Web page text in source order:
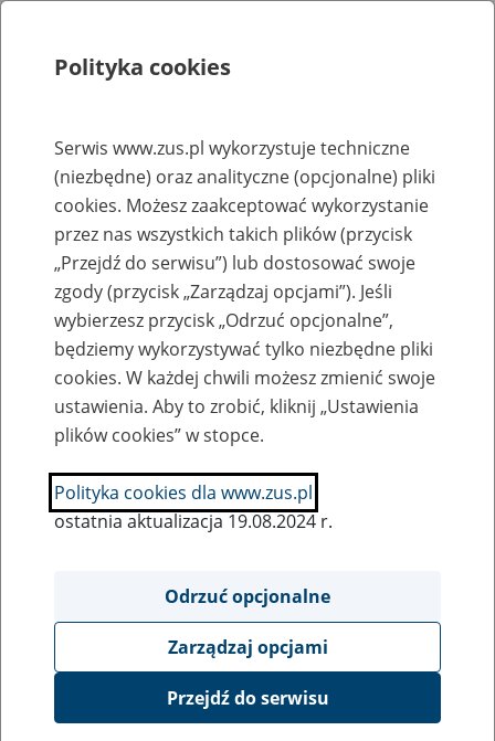
Rejestry, ewidencje i archiwa
Baza zlikwidowanych lub
przekształconych zakładów pracy
Nazwa zakładu pracy:
SZUKAJ
Ukryj wszystkie pozycje bazy
Zakład Przemysłu Drzewne w Kuźni
Polityka cookies
Serwis www.zus.pl wykorzystuje techniczne
(niezbędne) oraz analityczne (opcjonalne) pliki
cookies. Możesz zaakceptować wykorzystanie
przez nas wszystkich takich plików (przycisk
„Przejdź do serwisu”) lub dostosować swoje
zgody (przycisk „Zarządzaj opcjami”). Jeśli
wybierzesz przycisk „Odrzuć opcjonalne”,
będziemy wykorzystywać tylko niezbędne pliki
cookies. W każdej chwili możesz zmienić swoje
ustawienia. Aby to zrobić, kliknij „Ustawienia
plików cookies” w stopce.
Polityka cookies dla www.zus.pl
ostatnia aktualizacja 19.08.2024 r.
Odrzuć opcjonalne
Zarządzaj opcjami
Przejdź do serwisu